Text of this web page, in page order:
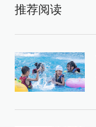
推荐阅读